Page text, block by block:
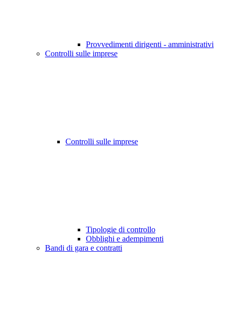
Provvedimenti dirigenti - amministrativi
Controlli sulle imprese
Controlli sulle imprese
Tipologie di controllo
Obblighi e adempimenti
Bandi di gara e contratti